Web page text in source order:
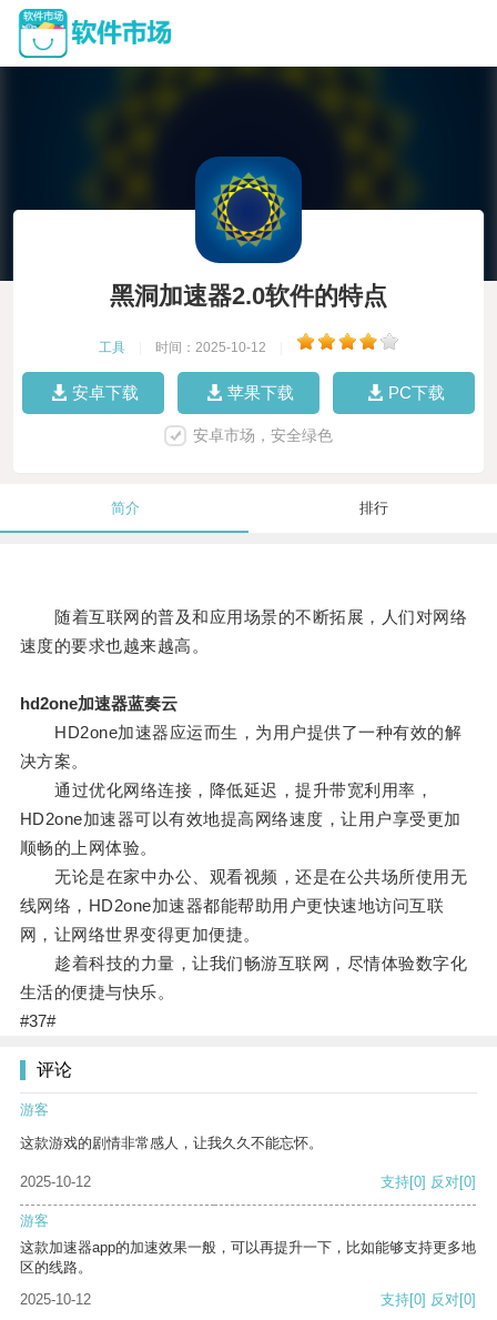
黑洞加速器2.0软件的特点
工具 时间：2025-10-12
安卓下载 苹果下载 PC下载
安卓市场，安全绿色
简介 排行
随着互联网的普及和应用场景的不断拓展，人们对网络
速度的要求也越来越高。
hd2one加速器蓝奏云
HD2one加速器应运而生，为用户提供了一种有效的解
决方案。
通过优化网络连接，降低延迟，提升带宽利用率，
HD2one加速器可以有效地提高网络速度，让用户享受更加
顺畅的上网体验。
无论是在家中办公、观看视频，还是在公共场所使用无
线网络，HD2one加速器都能帮助用户更快速地访问互联
网，让网络世界变得更加便捷。
趁着科技的力量，让我们畅游互联网，尽情体验数字化
生活的便捷与快乐。
#37#
评论
游客
这款游戏的剧情非常感人，让我久久不能忘怀。
2025-10-12 支持[0] 反对[0]
游客
这款加速器app的加速效果一般，可以再提升一下，比如能够支持更多地
区的线路。
2025-10-12
支持[0] 反对[0]